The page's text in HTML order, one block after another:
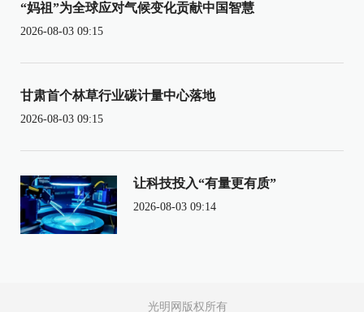
“妈祖”为全球应对气候变化贡献中国智慧
2026-08-03 09:15
甘肃首个林草行业碳计量中心落地
2026-08-03 09:15
让科技投入“有量更有质”
2026-08-03 09:14
光明网版权所有